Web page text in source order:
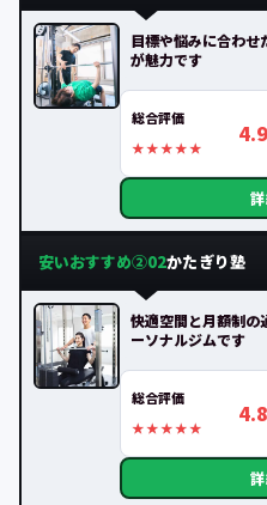
目標や悩みに合わせ
が魅力です
総合評価
4.9
安いおすすめ②02かたぎり塾
快適空間と月額制の
ーソナルジムです
総合評価
4.8